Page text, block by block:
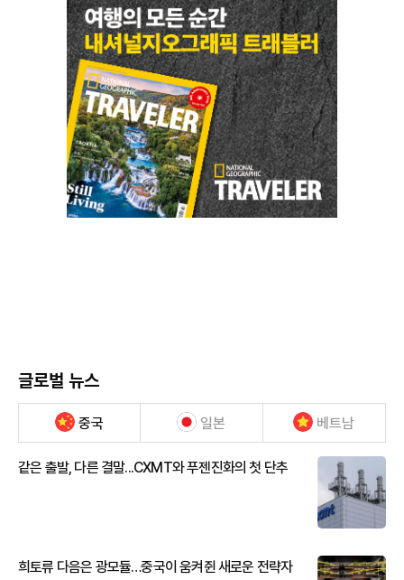
글로벌 뉴스
중국 일본 베트남
같은 출발, 다른 결말...CXMT와 푸젠진화의 첫 단추
희토류 다음은 광모듈…중국이 움켜쥔 새로운 전략자